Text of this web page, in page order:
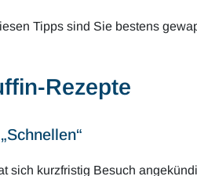
Tipps sind Sie bestens
Rezepte
sich kurzfristig Besuch